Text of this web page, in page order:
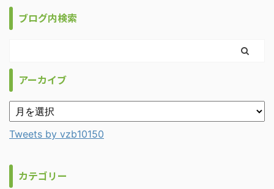
ブログ内検索
アーカイブ
Tweets by vzb10150
カテゴリー